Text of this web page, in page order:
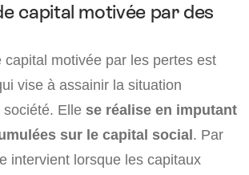
capital motivée par des
capital motivée par les pertes est
vise à assainir la situation
Elle se réalise en imputant
sur le capital social. Par
intervient lorsque les capitaux